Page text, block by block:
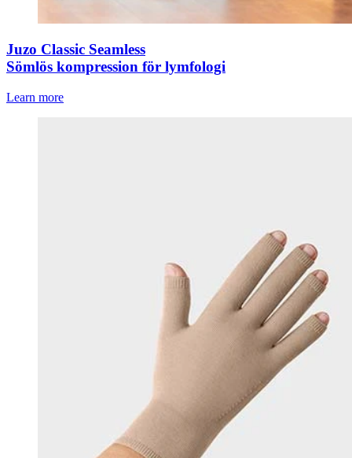
Juzo Classic Seamless
Sömlös kompression för lymfologi
Learn more